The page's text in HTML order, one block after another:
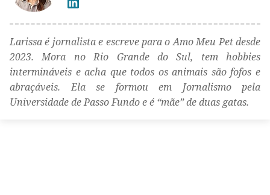
Larissa é jornalista e escreve para o Amo Meu Pet desde
2023. Mora no Rio Grande do Sul, tem hobbies
intermináveis e acha que todos os animais são fofos e
abraçáveis. Ela se formou em Jornalismo pela
Universidade de Passo Fundo e é “mãe” de duas gatas.